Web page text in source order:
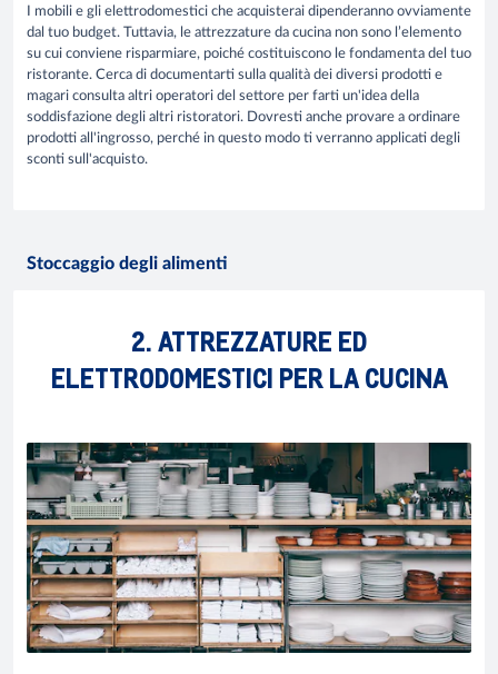
I mobili e gli elettrodomestici che acquisterai dipenderanno ovviamente
dal tuo budget. Tuttavia, le attrezzature da cucina non sono l’elemento
su cui conviene risparmiare, poiché costituiscono le fondamenta del tuo
ristorante. Cerca di documentarti sulla qualità dei diversi prodotti e
magari consulta altri operatori del settore per farti un'idea della
soddisfazione degli altri ristoratori. Dovresti anche provare a ordinare
prodotti all'ingrosso, perché in questo modo ti verranno applicati degli
sconti sull'acquisto.
Stoccaggio degli alimenti
2. ATTREZZATURE ED
ELETTRODOMESTICI PER LA CUCINA